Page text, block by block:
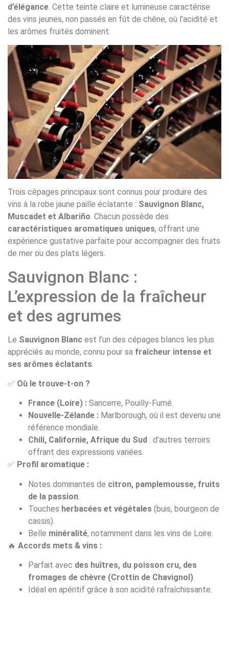
d’élégance. Cette teinte claire et lumineuse caractérise
des vins jeunes, non passés en fût de chêne, où l’acidité et
les arômes fruités dominent.
Trois cépages principaux sont connus pour produire des
vins à la robe jaune paille éclatante : Sauvignon Blanc,
Muscadet et Albariño. Chacun possède des
caractéristiques aromatiques uniques, offrant une
expérience gustative parfaite pour accompagner des fruits
de mer ou des plats légers.
Sauvignon Blanc :
L’expression de la fraîcheur
et des agrumes
Le Sauvignon Blanc est l’un des cépages blancs les plus
appréciés au monde, connu pour sa fraîcheur intense et
ses arômes éclatants
✅ Où le trouve-t-on ?
France (Loire) : Sancerre, Pouilly-Fumé.
Nouvelle-Zélande : Marlborough, où il est devenu une
référence mondiale.
Chili, Californie, Afrique du Sud : d’autres terroirs
offrant des expressions variées.
✅ Profil aromatique :
Notes dominantes de citron, pamplemousse, fruits
de la passion.
Touches herbacées et végétales (buis, bourgeon de
cassis).
Belle minéralité, notamment dans les vins de Loire.
🔥 Accords mets & vins :
Parfait avec des huîtres, du poisson cru, des
fromages de chèvre (Crottin de Chavignol).
Idéal en apéritif grâce à son acidité rafraîchissante.